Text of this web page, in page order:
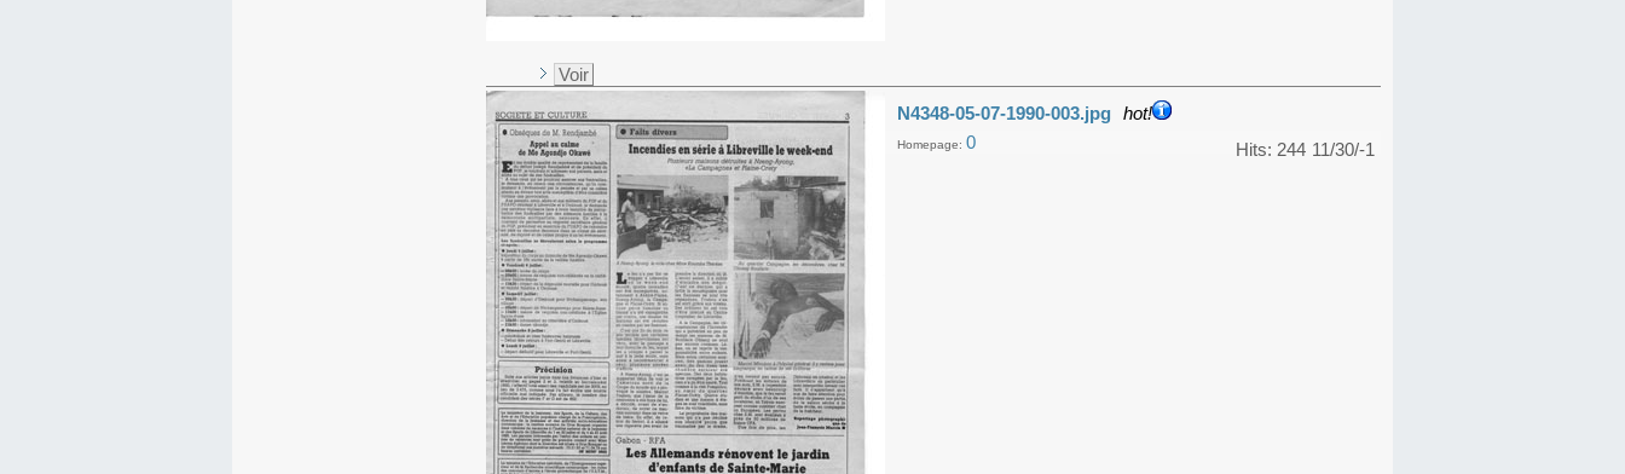
Voir
N4348-05-07-1990-003.jpg hot!
11/30/-1
Hits: 244
Homepage: 0